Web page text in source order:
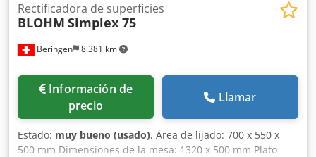
Beringen 8.381 km
Rectificadora de superficies
BLOHM Simplex 75
Información de
precio
Llamar
Estado: muy bueno (usado), Área de lijado: 700 x 550 x
500 mm Dimensiones de la mesa: 1320 x 500 mm Plato